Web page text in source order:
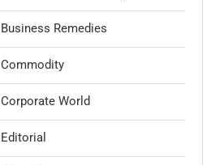
Business Remedies
Commodity
Corporate World
Editorial